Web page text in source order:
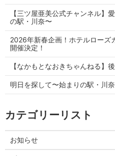
【三ツ屋亜美公式チャンネル】
の駅・川奈〜
2026年新春企画！ホテルローズ
開催決定！
【なかもとなおきちゃんねる】
明日を探して〜始まりの駅・川
カテゴリーリスト
お知らせ